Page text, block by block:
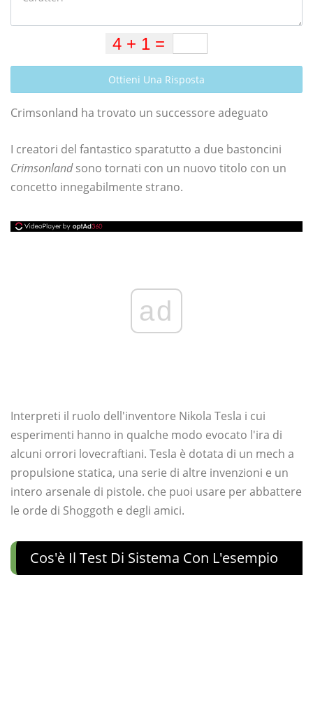
Ottieni Una Risposta
Crimsonland ha trovato un successore adeguato
I creatori del fantastico sparatutto a due bastoncini
Crimsonlandsono tornati con un nuovo titolo con un
concetto innegabilmente strano.
ad
Interpreti il ​​ruolo dell'inventore Nikola Tesla i cui
esperimenti hanno in qualche modo evocato l'ira di
alcuni orrori lovecraftiani. Tesla è dotata di un mech a
propulsione statica, una serie di altre invenzioni e un
intero arsenale di pistole. che puoi usare per abbattere
le orde di Shoggoth e degli amici.
Cos'è Il Test Di Sistema Con L'esempio